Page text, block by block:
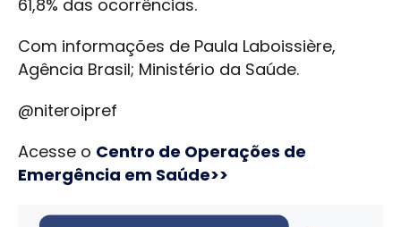
61,8% das ocorrências.
Com informações de Paula Laboissière,
Agência Brasil; Ministério da Saúde.
@niteroipref
Acesse o Centro de Operações de
Emergência em Saúde>>